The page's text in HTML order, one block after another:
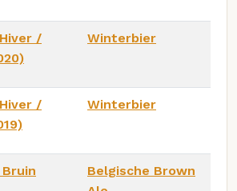
/
Winterbier
/
Winterbier
Belgische Brown